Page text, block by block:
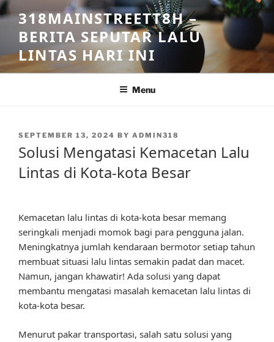
Skip
to
content
318MAINSTREETT8H –
BERITA SEPUTAR LALU
LINTAS HARI INI
Menu
POSTED
SEPTEMBER 13, 2024 BY ADMIN318
Solusi Mengatasi Kemacetan Lalu
Lintas di Kota-kota Besar
Kemacetan lalu lintas di kota-kota besar memang
seringkali menjadi momok bagi para pengguna jalan.
Meningkatnya jumlah kendaraan bermotor setiap tahun
membuat situasi lalu lintas semakin padat dan macet.
Namun, jangan khawatir! Ada solusi yang dapat
membantu mengatasi masalah kemacetan lalu lintas di
kota-kota besar.
Menurut pakar transportasi, salah satu solusi yang